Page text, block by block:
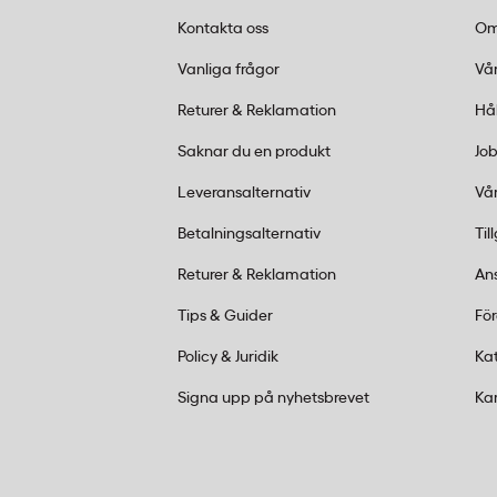
lämpligt för arkivering och
Är Burde anteckningsbok FSC-
pappret kommer från skogar som
samhällskrav, vilket uppfyller många
Kontakta oss
Vanliga frågor
Returer & Reklamation
Saknar du en produkt
Leveransalternativ
Betalningsalternativ
Returer & Reklamation
Tips & Guider
Policy & Juridik
Signa upp på nyhetsbrevet